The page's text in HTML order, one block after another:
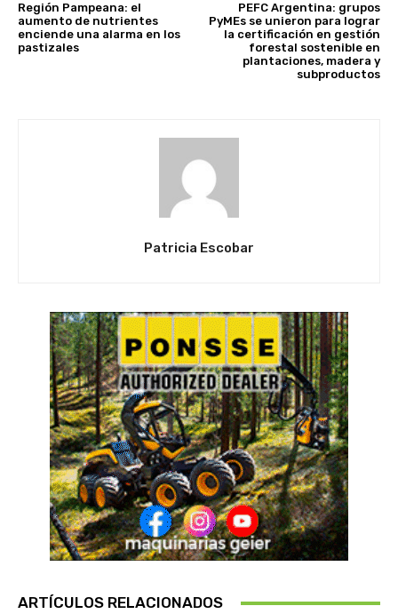
Región Pampeana: el
aumento de nutrientes
enciende una alarma en los
pastizales
PEFC Argentina: grupos
PyMEs se unieron para lograr
la certificación en gestión
forestal sostenible en
plantaciones, madera y
subproductos
Patricia Escobar
ARTÍCULOS RELACIONADOS